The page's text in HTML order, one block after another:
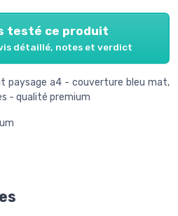
testé ce produit
détaillé, notes et verdict
paysage a4 - couverture bleu mat,
- qualité premium